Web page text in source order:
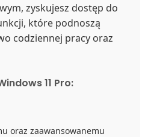
zyskujesz dostęp do
które podnoszą
codziennej pracy oraz
11 Pro:
oraz zaawansowanemu